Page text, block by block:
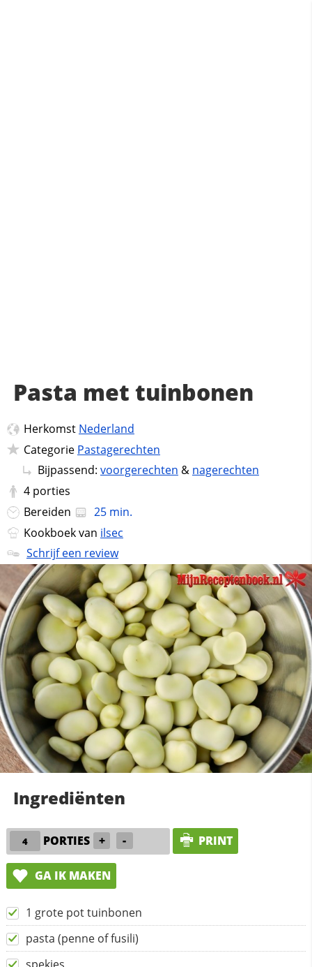
Pasta met tuinbonen
Herkomst Nederland
Categorie Pastagerechten
Bijpassend: voorgerechten & nagerechten
4 porties
Bereiden
25 min.
Kookboek van ilsec
Schrijf een review
Ingrediënten
PORTIES + - PRINT
GA IK MAKEN
1 grote pot tuinbonen
pasta (penne of fusili)